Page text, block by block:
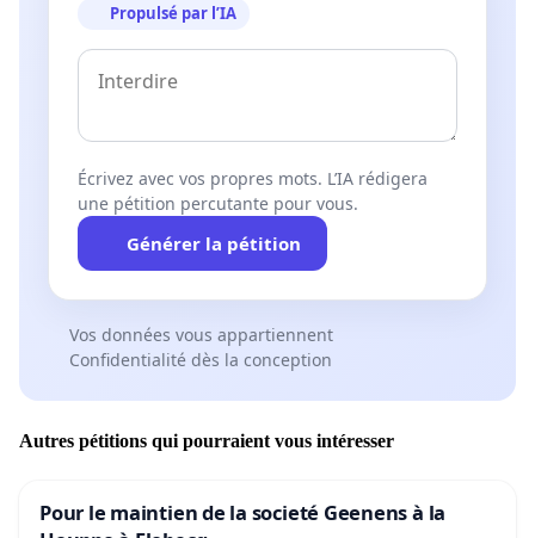
Propulsé par l’IA
Écrivez avec vos propres mots. L’IA rédigera
une pétition percutante pour vous.
Générer la pétition
Vos données vous appartiennent
Confidentialité dès la conception
Autres pétitions qui pourraient vous intéresser
Pour le maintien de la societé Geenens à la